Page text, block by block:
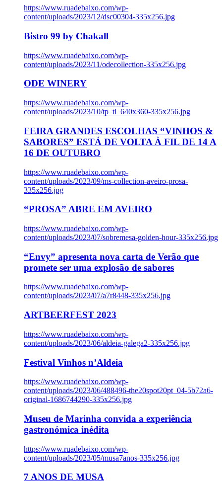
https://www.ruadebaixo.com/wp-
content/uploads/2023/12/dsc00304-335x256.jpg
Bistro 99 by Chakall
https://www.ruadebaixo.com/wp-
content/uploads/2023/11/odecollection-335x256.jpg
ODE WINERY
https://www.ruadebaixo.com/wp-
content/uploads/2023/10/tp_tl_640x360-335x256.jpg
FEIRA GRANDES ESCOLHAS “VINHOS &
SABORES” ESTÁ DE VOLTA À FIL DE 14 A
16 DE OUTUBRO
https://www.ruadebaixo.com/wp-
content/uploads/2023/09/ms-collection-aveiro-prosa-
335x256.jpg
“PROSA” ABRE EM AVEIRO
https://www.ruadebaixo.com/wp-
content/uploads/2023/07/sobremesa-golden-hour-335x256.jpg
“Envy” apresenta nova carta de Verão que
promete ser uma explosão de sabores
https://www.ruadebaixo.com/wp-
content/uploads/2023/07/a7r8448-335x256.jpg
ARTBEERFEST 2023
https://www.ruadebaixo.com/wp-
content/uploads/2023/06/aldeia-galega2-335x256.jpg
Festival Vinhos n’Aldeia
https://www.ruadebaixo.com/wp-
content/uploads/2023/06/488496-the20spot20pt_04-5b72a6-
original-1686744290-335x256.jpg
Museu de Marinha convida a experiência
gastronómica inédita
https://www.ruadebaixo.com/wp-
content/uploads/2023/05/musa7anos-335x256.jpg
7 ANOS DE MUSA